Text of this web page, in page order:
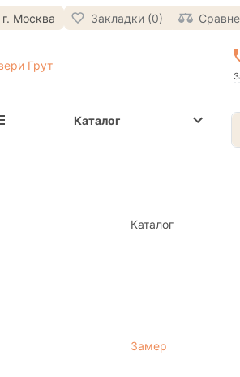
г. Москва Закладки (0)
Каталог
Каталог
Замер